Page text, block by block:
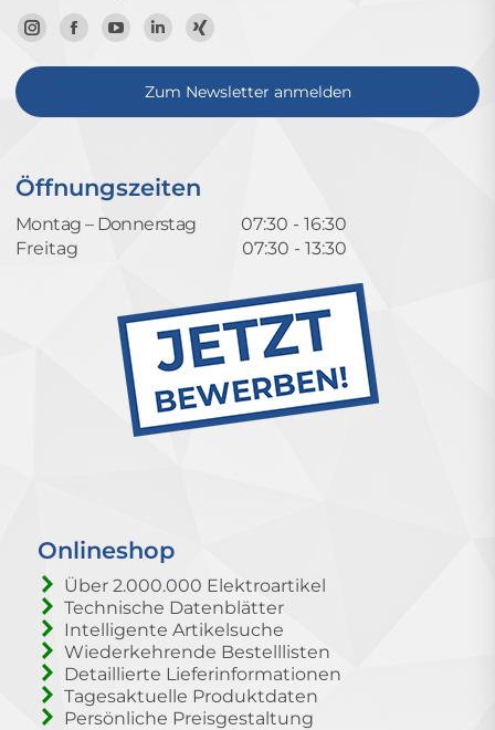
Zum
Instagram-
Zur
Facebook-
Zum
YouTube-
Kanal
Zum
LinkedIn-
Profil
Zum
Xing-
Profil
Zum Newsletter anmelden
Öffnungszeiten
Montag – Donnerstag
07:30 - 16:30
Freitag
07:30 - 13:30
Onlineshop
Über 2.000.000 Elektroartikel
Technische Datenblätter
Intelligente Artikelsuche
Wiederkehrende Bestelllisten
Detaillierte Lieferinformationen
Tagesaktuelle Produktdaten
Persönliche Preisgestaltung